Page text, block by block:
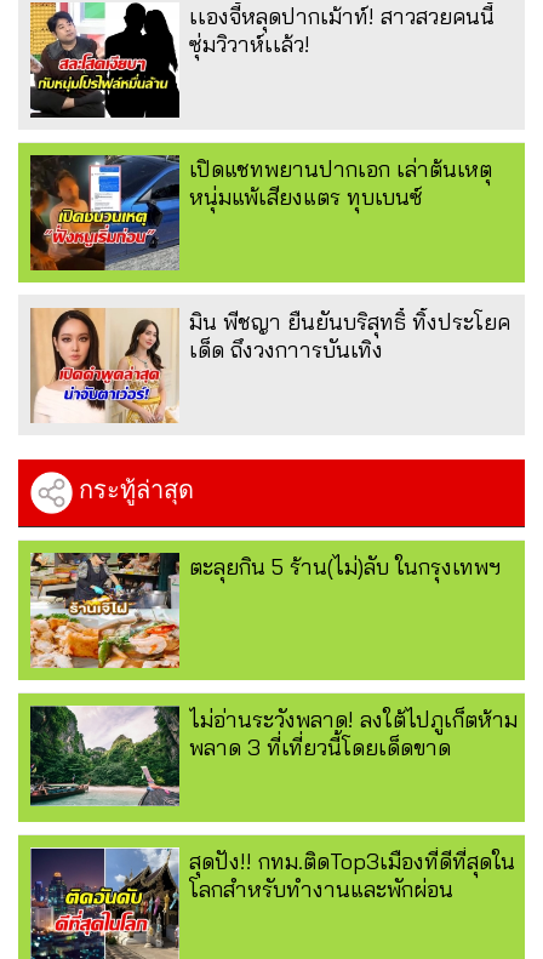
เเองจี้หลุดปากเม้าท์! สาวสวยคนนี้
ซุ่มวิวาห์เเล้ว!
เปิดแชทพยานปากเอก เล่าต้นเหตุ
หนุ่มแพ้เสียงแตร ทุบเบนซ์
มิน พีชญา ยืนยันบริสุทธิ์ ทิ้งประโยค
เด็ด ถึงวงกาารบันเทิง
กระทู้ล่าสุด
ตะลุยกิน 5 ร้าน(ไม่)ลับ ในกรุงเทพฯ
ไม่อ่านระวังพลาด! ลงใต้ไปภูเก็ตห้าม
พลาด 3 ที่เที่ยวนี้โดยเด็ดขาด
สุดปัง!! กทม.ติดTop3เมืองที่ดีที่สุดใน
โลกสำหรับทำงานและพักผ่อน